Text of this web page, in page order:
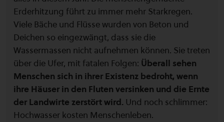
Erderhitzung führt zu immer mehr Starkregen.
Viele Bäche und Flüsse wurden von Beton und
Deichen so eingezwängt, dass sie die
Wassermassen nicht aufnehmen können. Sie treten
über die Ufer, mit fatalen Folgen: Überall sehen
Menschen sich in ihrer Existenz bedroht, wenn
ihre Häuser in den Fluten versinken und die Ernte
der Landwirte zerstört wird. Und noch schlimmer:
Hochwasser kosten Menschenleben.